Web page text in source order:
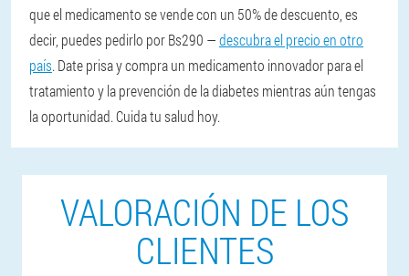
que el medicamento se vende con un 50% de descuento, es
decir, puedes pedirlo por Bs290 —descubra el precio en otro
país. Date prisa y compra un medicamento innovador para el
tratamiento y la prevención de la diabetes mientras aún tengas
la oportunidad. Cuida tu salud hoy.
VALORACIÓN DE LOS
CLIENTES